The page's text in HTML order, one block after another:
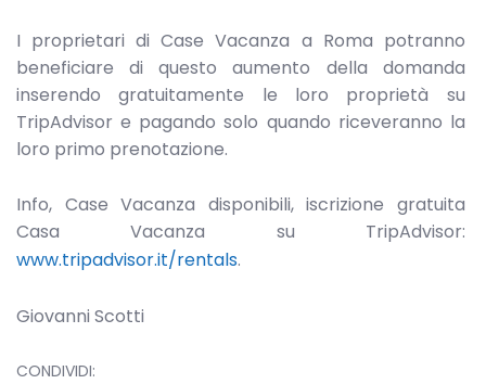
I proprietari di Case Vacanza a Roma potranno
beneficiare di questo aumento della domanda
inserendo gratuitamente le loro proprietà su
TripAdvisor e pagando solo quando riceveranno la
loro primo prenotazione.
Info, Case Vacanza disponibili, iscrizione gratuita
Casa Vacanza su TripAdvisor:
www.tripadvisor.it/rentals.
Giovanni Scotti
CONDIVIDI: